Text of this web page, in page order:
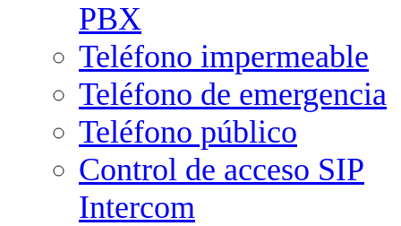
PBX
Teléfono impermeable
Teléfono de emergencia
Teléfono público
Control de acceso SIP
Intercom